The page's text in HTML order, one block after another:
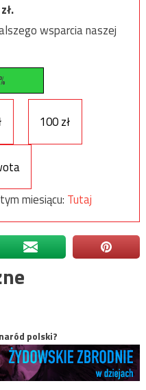
zł.
wsparcia naszej
100 zł
miesiącu: Tutaj
polski?